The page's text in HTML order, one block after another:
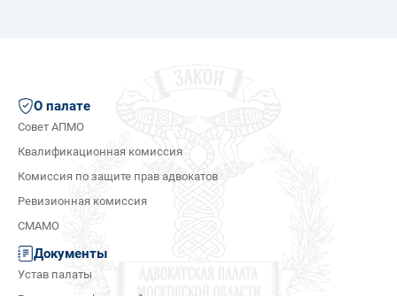
О палате
Совет АПМО
Квалификационная комиссия
Комиссия по защите прав адвокатов
Ревизионная комиссия
СМАМО
Документы
Устав палаты